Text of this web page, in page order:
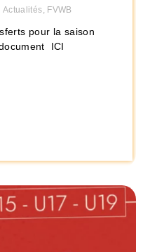
Actualités, FVWB
pour la saison
ICI